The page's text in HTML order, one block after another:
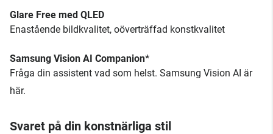
Glare Free med QLED
Enastående bildkvalitet, oöverträffad konstkvalitet
Samsung Vision AI Companion*
Fråga din assistent vad som helst. Samsung Vision AI är
här.
Svaret på din konstnärliga stil